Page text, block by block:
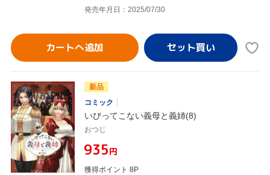
発売年月日：2025/07/30
カートへ追加
新品
コミック
いびってこない義母と義姉(8)
おつじ
¥935円
獲得ポイント 8P